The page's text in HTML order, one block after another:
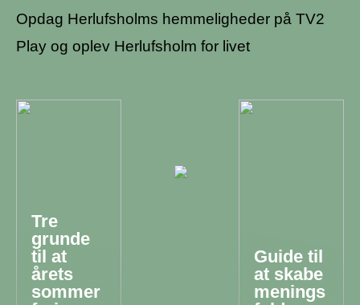
Opdag Herlufsholms hemmeligheder på TV2
Play og oplev Herlufsholm for livet
Tre
grunde
til at
årets
sommer
Guide til
at skabe
menings